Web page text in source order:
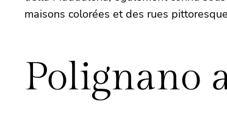
maisons colorées et des rues
Polignano